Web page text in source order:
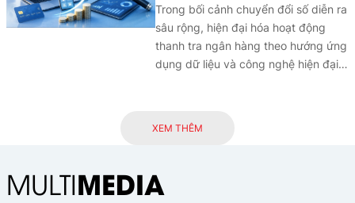
Trong bối cảnh chuyển đổi số diễn ra
sâu rộng, hiện đại hóa hoạt động
thanh tra ngân hàng theo hướng ứng
dụng dữ liệu và công nghệ hiện đại
XEM THÊM
MULTIMEDIA